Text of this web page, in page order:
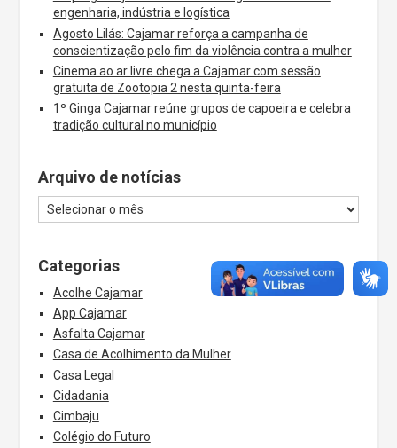
engenharia, indústria e logística
Agosto Lilás: Cajamar reforça a campanha de
conscientização pelo fim da violência contra a mulher
Cinema ao ar livre chega a Cajamar com sessão
gratuita de Zootopia 2 nesta quinta-feira
1º Ginga Cajamar reúne grupos de capoeira e celebra
tradição cultural no município
Arquivo de notícias
Categorias
Acolhe Cajamar
App Cajamar
Asfalta Cajamar
Casa de Acolhimento da Mulher
Casa Legal
Cidadania
Cimbaju
Colégio do Futuro